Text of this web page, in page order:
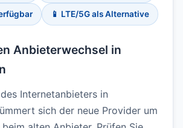
📱 LTE/5G als Alternative
Anbieterwechsel in
Internetanbieters in
sich der neue Provider um